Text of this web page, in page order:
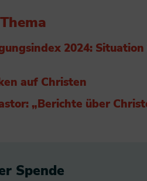
2024:
auf Christen
„Berichte über
Spende